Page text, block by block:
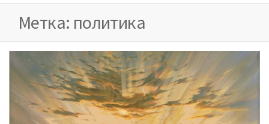
Метка: политика